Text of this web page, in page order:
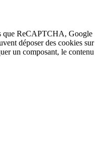
que ReCAPTCHA, Google
déposer des cookies sur
un composant, le contenu